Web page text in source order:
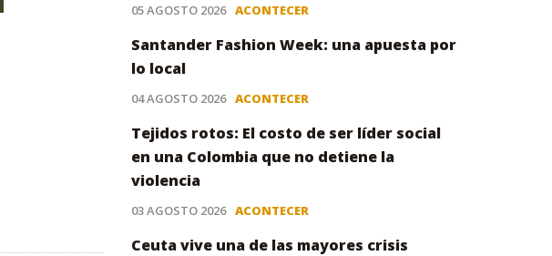
05 AGOSTO 2026 ACONTECER
Santander Fashion Week: una apuesta por
lo local
04 AGOSTO 2026 ACONTECER
Tejidos rotos: El costo de ser líder social
en una Colombia que no detiene la
violencia
03 AGOSTO 2026 ACONTECER
Ceuta vive una de las mayores crisis